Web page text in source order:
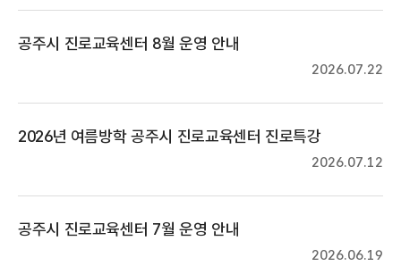
공주시 진로교육센터 8월 운영 안내
2026.07.22
2026년 여름방학 공주시 진로교육센터 진로특강
2026.07.12
공주시 진로교육센터 7월 운영 안내
2026.06.19